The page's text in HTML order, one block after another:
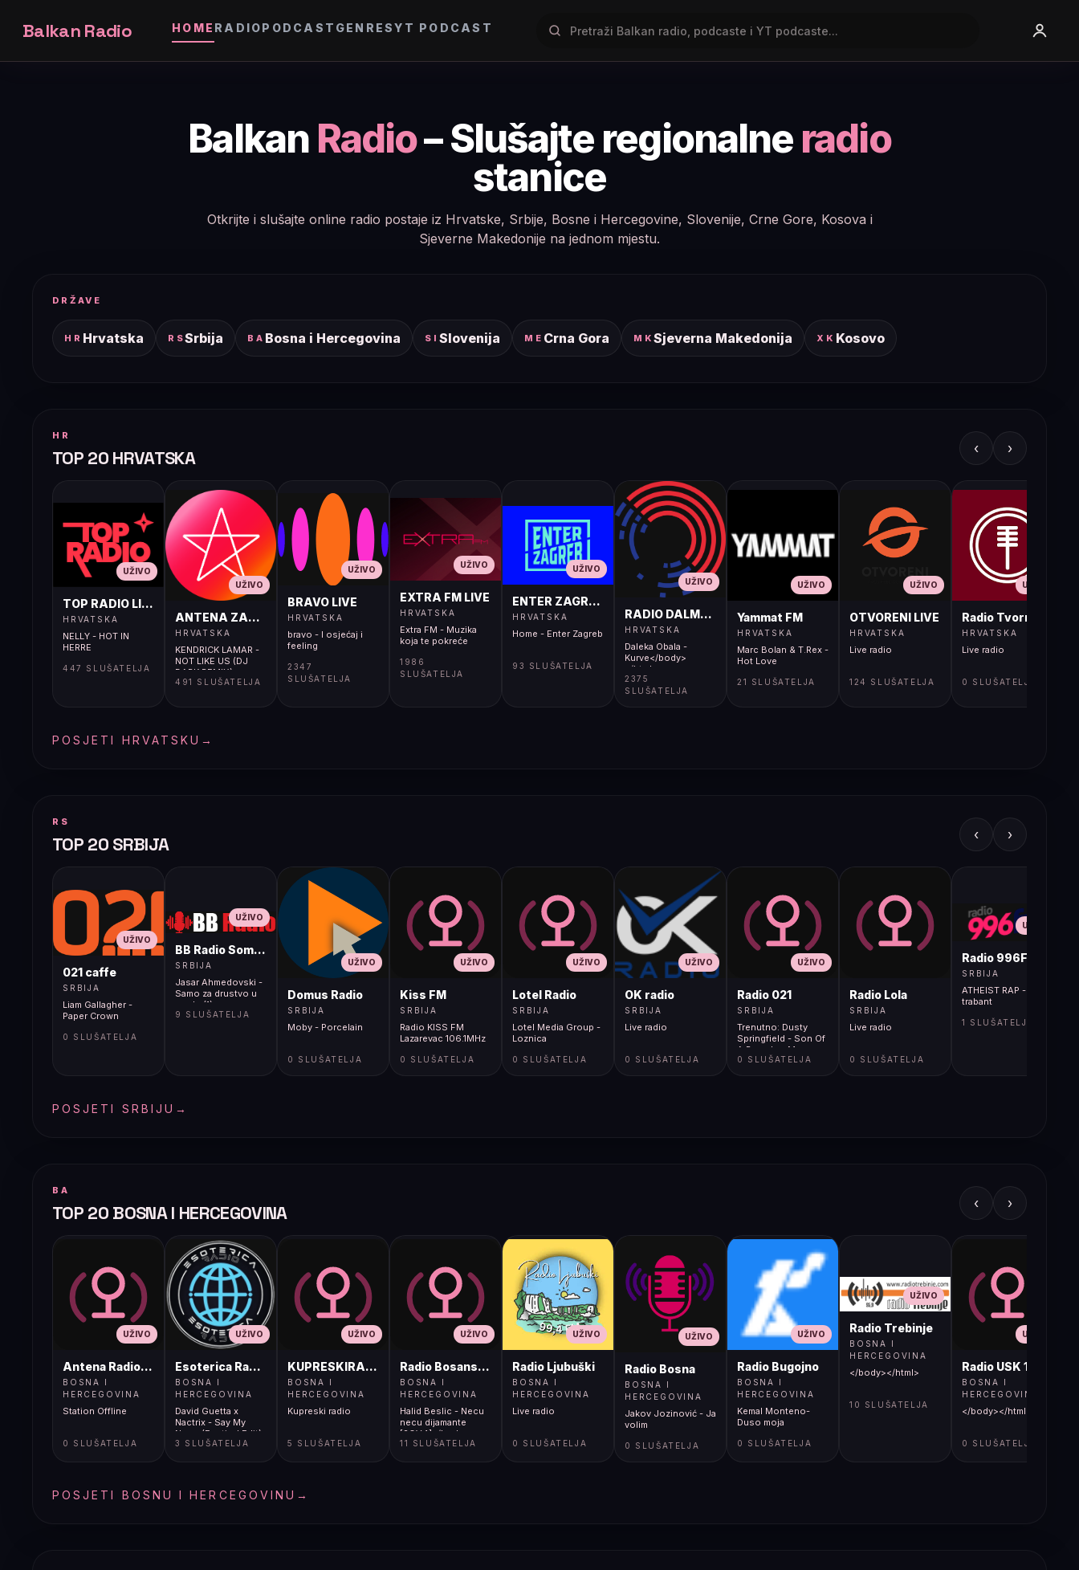
Balkan Radio HOME RADIOPODCAST GENRESYT PODCAST
Balkan Radio– Slušajte regionalne radio
stanice
Otkrijte i slušajte online radio postaje iz Hrvatske, Srbije, Bosne i Hercegovine, Slovenije, Crne Gore, Kosova i
Sjeverne Makedonije na jednom mjestu.
DRŽAVE
HR Hrvatska RSSrbija BA Bosna i Hercegovina SI Slovenija ME Crna Gora MKSjeverna Makedonija XK Kosovo
HR
TOP 20 HRVATSKA ‹ ›
UŽIVO
TOP RADIO LIVE
HRVATSKA
NELLY - HOT IN
HERRE
447 SLUŠATELJA
UŽIVO
ANTENA ZAGREB LIVE
HRVATSKA
KENDRICK LAMAR -
NOT LIKE US (DJ
DARK REMIX)
491 SLUŠATELJA
UŽIVO
BRAVO LIVE
HRVATSKA
bravo - I osjećaj i
feeling
2347
SLUŠATELJA
UŽIVO
EXTRA FM LIVE
HRVATSKA
Extra FM - Muzika
koja te pokreće
1986
SLUŠATELJA
UŽIVO
ENTER ZAGREB LIVE
HRVATSKA
Home - Enter Zagreb
93 SLUŠATELJA
UŽIVO
RADIO DALMACIJA LIVE
HRVATSKA
Daleka Obala -
Kurve</body>
</html>
2375
SLUŠATELJA
UŽIVO
Yammat FM
HRVATSKA
Marc Bolan & T.Rex -
Hot Love
21 SLUŠATELJA
UŽIVO
OTVORENI LIVE
HRVATSKA
Live radio
124 SLUŠATELJA
UŽIVO
Radio Tvornica
HRVATSKA
Live radio
0 SLUŠATELJA
POSJETI HRVATSKU →
RS
TOP 20 SRBIJA ‹ ›
UŽIVO
021 caffe
SRBIJA
Liam Gallagher -
Paper Crown
0 SLUŠATELJA
UŽIVO
BB Radio Sombor
SRBIJA
Jasar Ahmedovski -
Samo za drustvo u
cosku(1)
9 SLUŠATELJA
UŽIVO
Domus Radio
SRBIJA
Moby - Porcelain
0 SLUŠATELJA
UŽIVO
Kiss FM
SRBIJA
Radio KISS FM
Lazarevac 106.1MHz
0 SLUŠATELJA
UŽIVO
Lotel Radio
SRBIJA
Lotel Media Group -
Loznica
0 SLUŠATELJA
UŽIVO
OK radio
SRBIJA
Live radio
0 SLUŠATELJA
UŽIVO
Radio 021
SRBIJA
Trenutno: Dusty
Springfield - Son Of
A Preacher Man
0 SLUŠATELJA
Radio Lola
SRBIJA
Live radio
0 SLUŠATELJA
UŽIVO
Radio 996FM
SRBIJA
ATHEIST RAP - Blu
trabant
1 SLUŠATELJA
POSJETI SRBIJU →
BA
TOP 20 BOSNA I HERCEGOVINA ‹ ›
UŽIVO
Antena Radio, Jelah Tešanj
BOSNA I
HERCEGOVINA
Station Offline
0 SLUŠATELJA
UŽIVO
Esoterica Radio S1
BOSNA I
HERCEGOVINA
David Guetta x
Nactrix - Say My
Name (Festival Edit)
3 SLUŠATELJA
UŽIVO
KUPRESKIRADIO
BOSNA I
HERCEGOVINA
Kupreski radio
5 SLUŠATELJA
UŽIVO
Radio Bosanski Brod
BOSNA I
HERCEGOVINA
Halid Beslic - Necu
necu dijamante
[2OV4]</body>
</html>
11 SLUŠATELJA
UŽIVO
Radio Ljubuški
BOSNA I
HERCEGOVINA
Live radio
0 SLUŠATELJA
UŽIVO
Radio Bosna
BOSNA I
HERCEGOVINA
Jakov Jozinović - Ja
volim
0 SLUŠATELJA
UŽIVO
Radio Bugojno
BOSNA I
HERCEGOVINA
Kemal Monteno-
Duso moja
0 SLUŠATELJA
UŽIVO
Radio Trebinje
BOSNA I
HERCEGOVINA
</body></html>
10 SLUŠATELJA
UŽIVO
Radio USK 1
BOSNA I
HERCEGOVINA
</body></html>
0 SLUŠATELJA
POSJETI BOSNU I HERCEGOVINU →